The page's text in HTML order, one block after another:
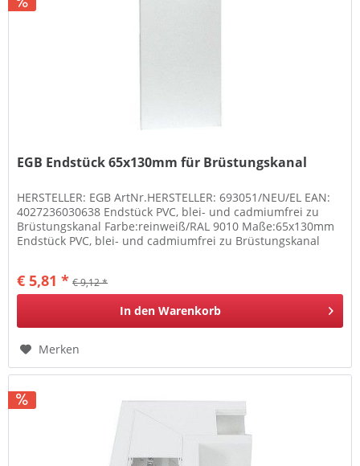
EGB Endstück 65x130mm für Brüstungskanal
HERSTELLER: EGB ArtNr.HERSTELLER: 693051/NEU/EL EAN:
4027236030638 Endstück PVC, blei- und cadmiumfrei zu
Brüstungskanal Farbe:reinweiß/RAL 9010 Maße:65x130mm
Endstück PVC, blei- und cadmiumfrei zu Brüstungskanal
€ 5,81 * € 9,12 *
In den Warenkorb
Merken